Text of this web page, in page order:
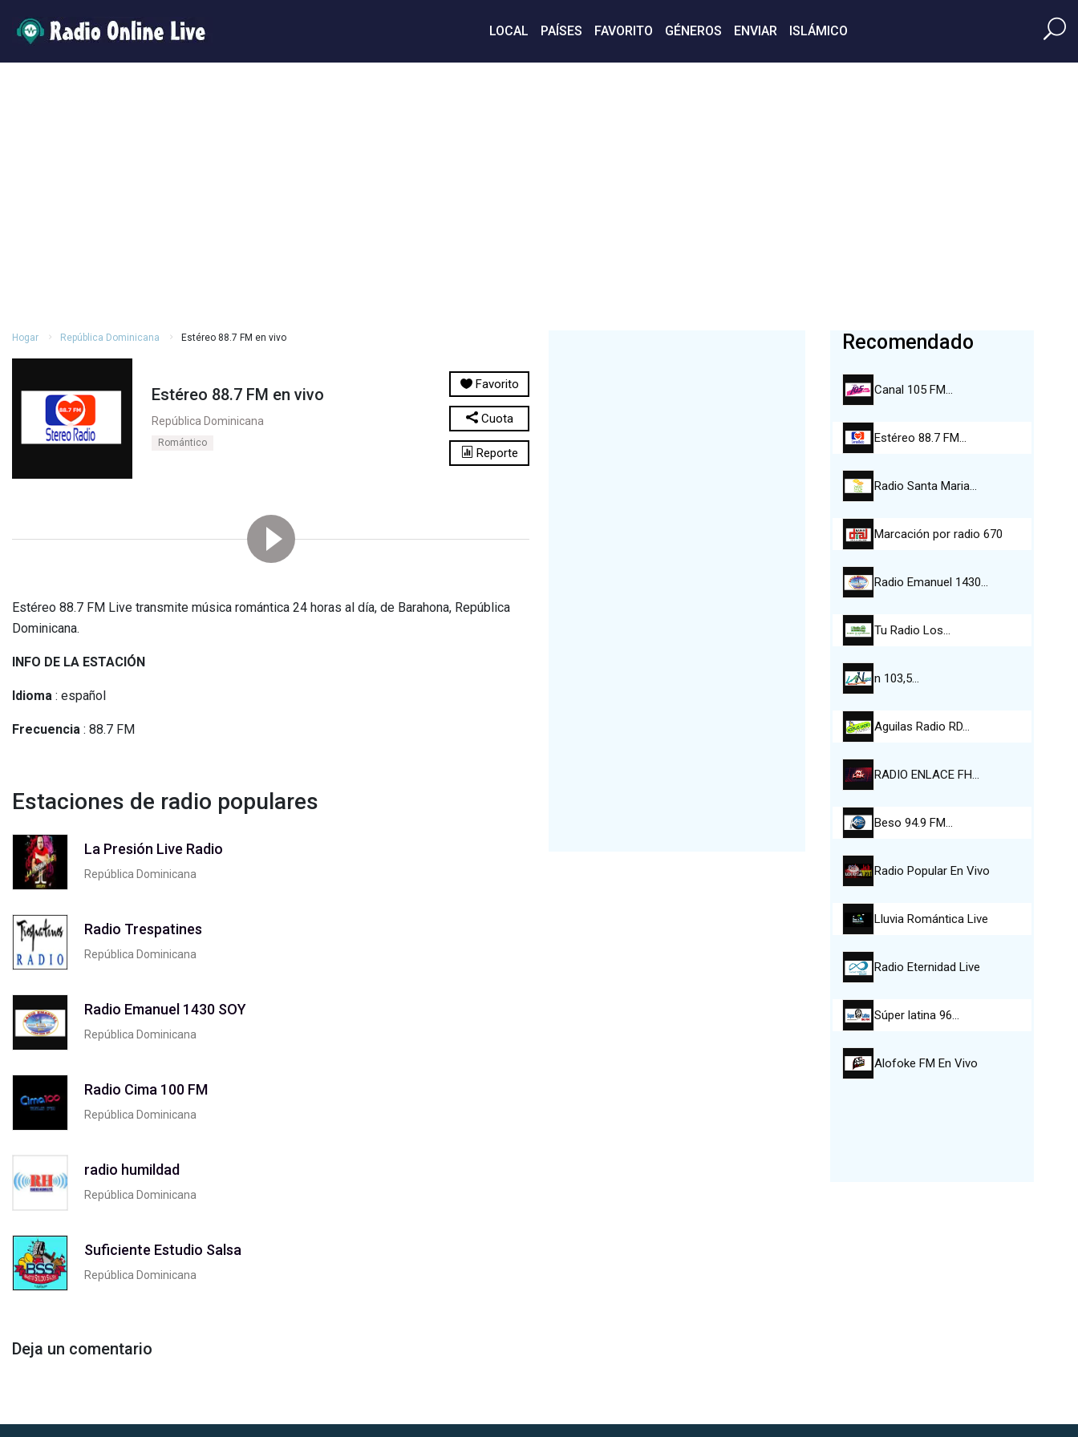
LOCAL PAÍSES FAVORITO GÉNEROS ENVIAR ISLÁMICO
Hogar República Dominicana Estéreo 88.7 FM en vivo
Estéreo 88.7 FM en vivo
República Dominicana
Romántico
Favorito
Cuota
Reporte
Estéreo 88.7 FM Live transmite música romántica 24 horas al día, de Barahona, República
Dominicana.
INFO DE LA ESTACIÓN
Idioma : español
Frecuencia : 88.7 FM
Estaciones de radio populares
La Presión Live Radio
República Dominicana
Radio Trespatines
República Dominicana
Radio Emanuel 1430 SOY
República Dominicana
Radio Cima 100 FM
República Dominicana
radio humildad
República Dominicana
Suficiente Estudio Salsa
República Dominicana
Deja un comentario
Recomendado
Canal 105 FM…
Estéreo 88.7 FM…
Radio Santa Maria…
Marcación por radio 670
Radio Emanuel 1430…
Tu Radio Los…
n 103,5…
Aguilas Radio RD…
RADIO ENLACE FH…
Beso 94.9 FM…
Radio Popular En Vivo
Lluvia Romántica Live
Radio Eternidad Live
Súper latina 96…
Alofoke FM En Vivo